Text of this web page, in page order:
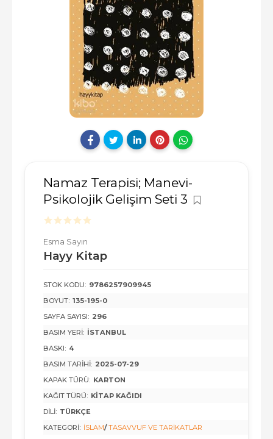
Namaz Terapisi; Manevi-
Psikolojik Gelişim Seti 3
Esma Sayın
Hayy Kitap
STOK KODU: 9786257909945
BOYUT: 135-195-0
SAYFA SAYISI: 296
BASIM YERI: İSTANBUL
BASKI: 4
BASIM TARIHI: 2025-07-29
KAPAK TÜRÜ: KARTON
KAĞIT TÜRÜ: KITAP KAĞIDI
DILI: TÜRKÇE
KATEGORI: İSLAM/TASAVVUF VE TARIKATLAR